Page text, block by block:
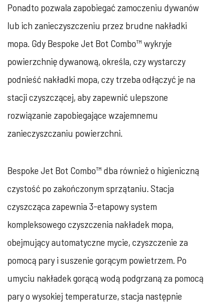
Ponadto pozwala zapobiegać zamoczeniu dywanów
lub ich zanieczyszczeniu przez brudne nakładki
mopa. Gdy Bespoke Jet Bot Combo™ wykryje
powierzchnię dywanową, określa, czy wystarczy
podnieść nakładki mopa, czy trzeba odłączyć je na
stacji czyszczącej, aby zapewnić ulepszone
rozwiązanie zapobiegające wzajemnemu
zanieczyszczaniu powierzchni.
Bespoke Jet Bot Combo™ dba również o higieniczną
czystość po zakończonym sprzątaniu. Stacja
czyszcząca zapewnia 3-etapowy system
kompleksowego czyszczenia nakładek mopa,
obejmujący automatyczne mycie, czyszczenie za
pomocą pary i suszenie gorącym powietrzem. Po
umyciu nakładek gorącą wodą podgrzaną za pomocą
pary o wysokiej temperaturze, stacja następnie